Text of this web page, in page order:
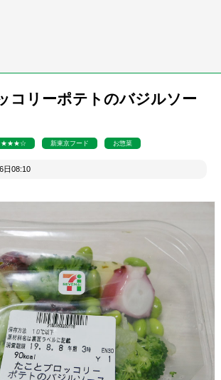
コリーポテトのバジルソー
新東京フード お惣菜
26日08:10